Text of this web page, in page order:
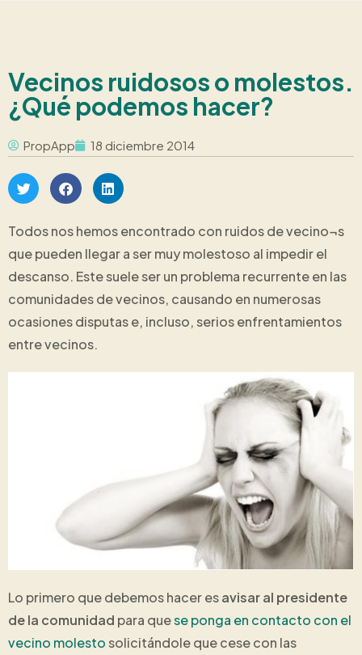
Vecinos ruidosos o molestos.
¿Qué podemos hacer?
PropApp 18 diciembre 2014
Todos nos hemos encontrado con ruidos de vecino¬s
que pueden llegar a ser muy molestoso al impedir el
descanso. Este suele ser un problema recurrente en las
comunidades de vecinos, causando en numerosas
ocasiones disputas e, incluso, serios enfrentamientos
entre vecinos.
Lo primero que debemos hacer esavisar al presidente
de la comunidad para quese ponga en contacto con el
vecino molestosolicitándole que cese con las